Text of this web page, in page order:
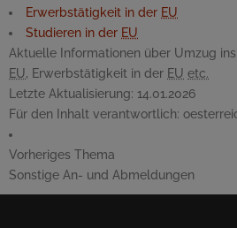
Erwerbstätigkeit in der EU
Studieren in der EU
Aktuelle Informationen über Umzug
EU, Erwerbstätigkeit in der EU etc.
Letzte Aktualisierung: 14.01.2026
Für den Inhalt verantwortlich:
Vorheriges Thema
Sonstige An- und Abmeldungen